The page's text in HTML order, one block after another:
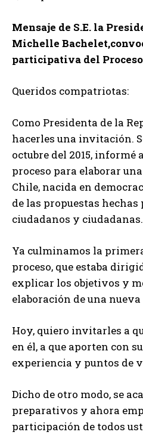
Mensaje de S.E. la
Michelle
participativa del
Queridos compatriotas:
Como Presidenta de la
hacerles una invitación.
octubre del 2015,
proceso para elaborar
Chile, nacida en
de las propuestas hechas
ciudadanos y ciudadanas.
Ya culminamos la
proceso, que estaba
explicar los objetivos y
elaboración de una
Hoy, quiero invitarles a
en él, a que aporten con
experiencia y puntos de
Dicho de otro modo, se
preparativos y ahora
participación de todos